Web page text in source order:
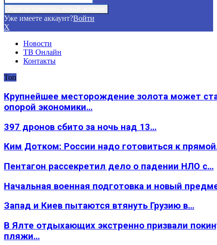
Уже имеете аккаунт?Войти
X
Новости
ТВ Онлайн
Контакты
Топ
Крупнейшее месторождение золота может
опорой экономики…
397 дронов сбито за ночь над 13…
Ким Дотком: России надо готовиться к
Пентагон рассекретил дело о падении НЛО с…
Начальная военная подготовка и новый
Запад и Киев пытаются втянуть Грузию в…
В Ялте отдыхающих экстренно призвали
пляжи…